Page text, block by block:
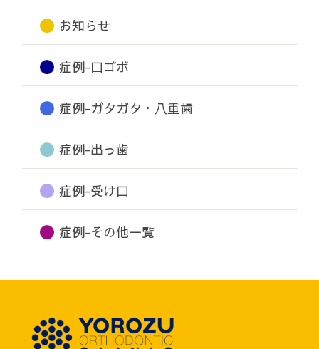
お知らせ
症例-口ゴボ
症例-ガタガタ・八重歯
症例-出っ歯
症例-受け口
症例-その他一覧